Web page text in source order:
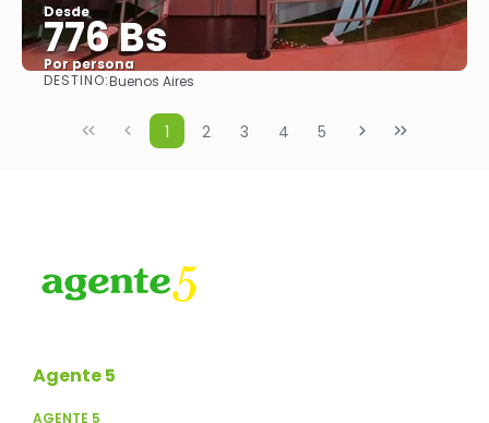
Desde
776 Bs
Por persona
DESTINO:Buenos Aires
1 2 3 4 5
Agente 5
AGENTE 5